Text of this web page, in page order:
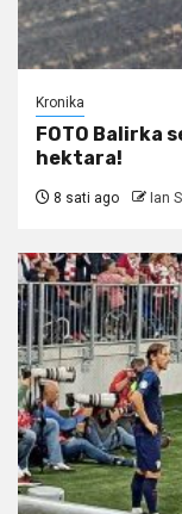
Kronika
FOTO Balirka
hektara!
8 sati ago Ian